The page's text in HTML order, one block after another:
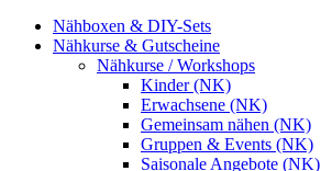
Nähboxen & DIY-Sets
Nähkurse & Gutscheine
Nähkurse / Workshops
Kinder (NK)
Erwachsene (NK)
Gemeinsam nähen (NK)
Gruppen & Events (NK)
Saisonale Angebote (NK)